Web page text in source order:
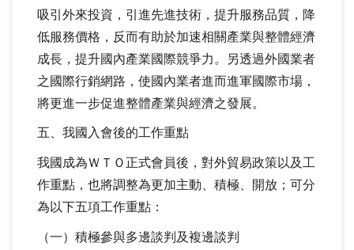
吸引外來投資，引進先進技術，提升服務品質，降
低服務價格，反而有助於加速相關產業與整體經濟
成長，提升國內產業國際競爭力。另透過外國業者
之國際行銷網路，使國內業者進而進軍國際市場，
將更進一步促進整體產業與經濟之發展。
五、我國入會後的工作重點
我國成為ＷＴＯ正式會員後，對外貿易政策以及工
作重點，也將調整為更加主動、積極、開放；可分
為以下五項工作重點：
（一）積極參與多邊談判及複邊談判